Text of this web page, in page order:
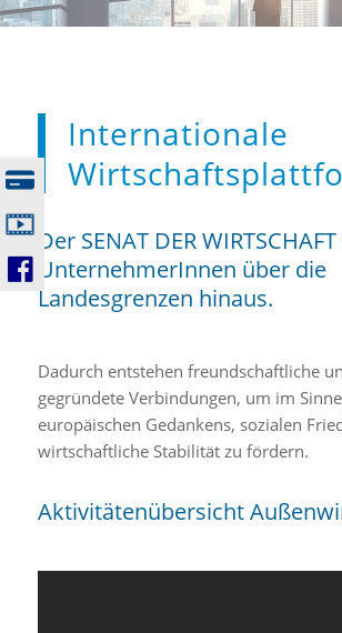
Internationale
Der SENAT DER
UnternehmerInnen über die
Landesgrenzen hinaus.
Dadurch entstehen freundschaftliche
gegründete Verbindungen, um im
europäischen Gedankens, sozialen
wirtschaftliche Stabilität zu fördern.
Aktivitätenübersicht